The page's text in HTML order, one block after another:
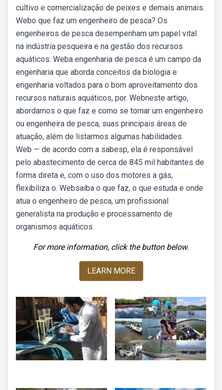
cultivo e comercialização de peixes e demais animais.
Webo que faz um engenheiro de pesca? Os
engenheiros de pesca desempenham um papel vital
na indústria pesqueira e na gestão dos recursos
aquáticos. Weba engenharia de pesca é um campo da
engenharia que aborda conceitos da biologia e
engenharia voltados para o bom aproveitamento dos
recursos naturais aquáticos, por. Webneste artigo,
abordamos o que faz e como se tornar um engenheiro
ou engenheira de pesca, suas principais áreas de
atuação, além de listarmos algumas habilidades.
Web — de acordo com a sabesp, ela é responsável
pelo abastecimento de cerca de 845 mil habitantes de
forma direta e, com o uso dos motores a gás,
flexibiliza o. Websaiba o que faz, o que estuda e onde
atua o engenheiro de pesca, um profissional
generalista na produção e processamento de
organismos aquáticos.
For more information, click the button below.
LEARN MORE